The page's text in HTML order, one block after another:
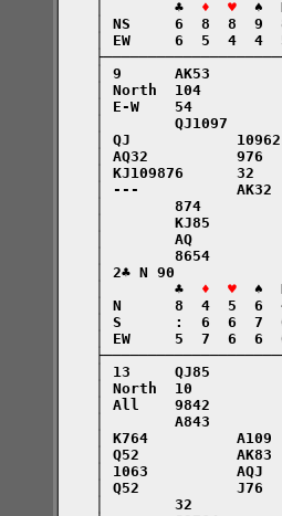
    │        ♣
♦  ♥
♠
│ NS     6  8  8  9
│ EW     6  5  4  4
│ 9      AK53
│ North  104
│ E-W    54
│        QJ1097
│ QJ
│ AQ32          976
│ KJ109876      32
│ ---           AK32
│        874
│        KJ85
│        AQ
│        8654
│ 2♣ N 90
    │        ♣
♦  ♥
♠
│ N      8  4  5  6
│ S      :  6  6  7
│ EW     5  7  6  6
│ 13     QJ85
│ North  10
│ All    9842
│        A843
│ K764          A109
│ Q52           AK83
│ 1063          AQJ
│ Q52           J76
│        32